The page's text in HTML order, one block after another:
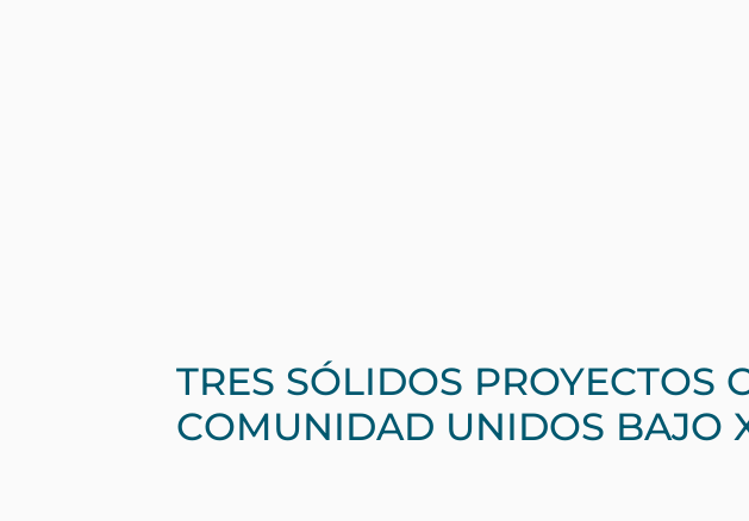
TRES SÓLIDOS PROYECTOS
COMUNIDAD UNIDOS BAJO